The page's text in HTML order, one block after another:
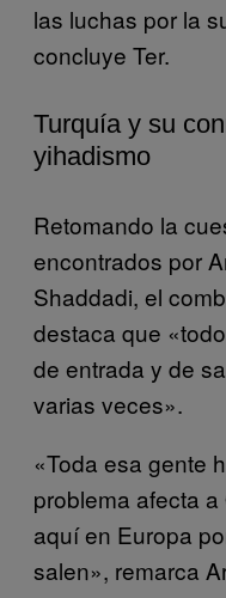
las luchas por la
concluye Ter.
Turquía y su
yihadismo
Retomando la
encontrados por
Shaddadi, el
destaca que
de entrada y de
varias veces».
«Toda esa gente
problema afecta
aquí en Europa
salen», remarca